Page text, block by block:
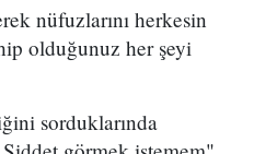
nüfuzlarını herkesin
olduğunuz her şeyi
sorduklarında